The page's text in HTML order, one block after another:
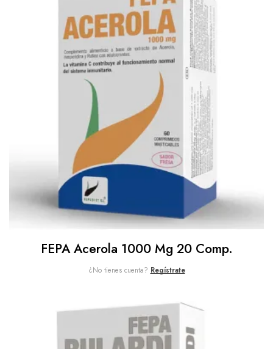
FEPA Acerola 1000 Mg 20 Comp.
¿No tienes cuenta? Regístrate